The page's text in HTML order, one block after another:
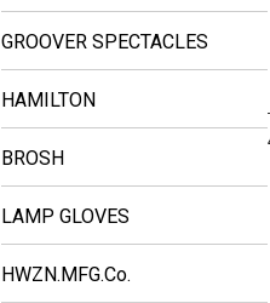
GROOVER SPECTACLES
HAMILTON
BROSH
LAMP GLOVES
HWZN.MFG.Co.